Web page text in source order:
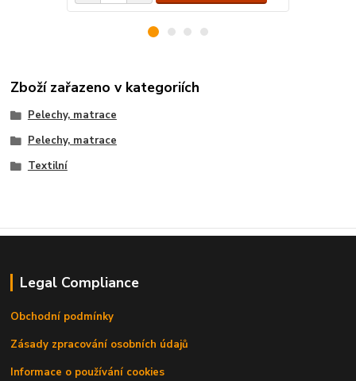
Zboží zařazeno v kategoriích
Pelechy, matrace
Pelechy, matrace
Textilní
Legal Compliance
Obchodní podmínky
Zásady zpracování osobních údajů
Informace o používání cookies